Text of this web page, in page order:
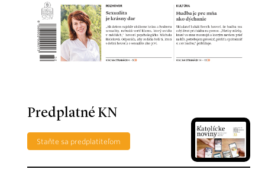
Predplatné KN
Staňte sa predplatiteľom